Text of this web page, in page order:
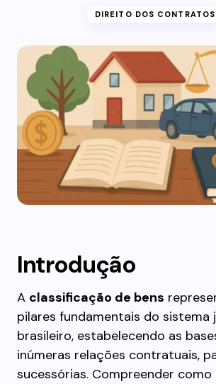
DIREITO DOS CONTRATOS
Introdução
A classificação de bens
pilares fundamentais do sistema
brasileiro, estabelecendo as
inúmeras relações contratuais,
sucessórias. Compreender como